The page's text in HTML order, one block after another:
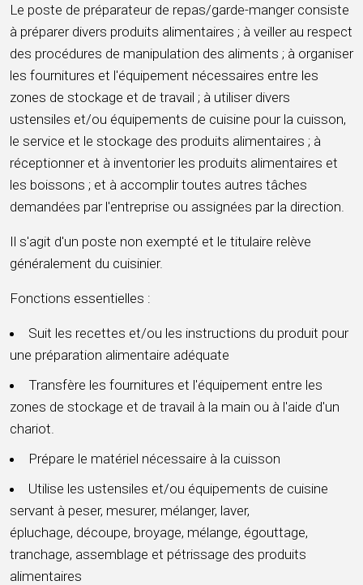
Le poste de préparateur de repas/garde-manger consiste
à préparer divers produits alimentaires ; à veiller au respect
des procédures de manipulation des aliments ; à organiser
les fournitures et l'équipement nécessaires entre les
zones de stockage et de travail ; à utiliser divers
ustensiles et/ou équipements de cuisine pour la cuisson,
le service et le stockage des produits alimentaires ; à
réceptionner et à inventorier les produits alimentaires et
les boissons ; et à accomplir toutes autres tâches
demandées par l'entreprise ou assignées par la direction.
Il s'agit d'un poste non exempté et le titulaire relève
généralement du cuisinier.
Fonctions essentielles :
Suit les recettes et/ou les instructions du produit pour
une préparation alimentaire adéquate
Transfère les fournitures et l'équipement entre les
zones de stockage et de travail à la main ou à l'aide d'un
chariot.
Prépare le matériel nécessaire à la cuisson
Utilise les ustensiles et/ou équipements de cuisine
servant à peser, mesurer, mélanger, laver,
épluchage, découpe, broyage, mélange, égouttage,
tranchage, assemblage et pétrissage des produits
alimentaires